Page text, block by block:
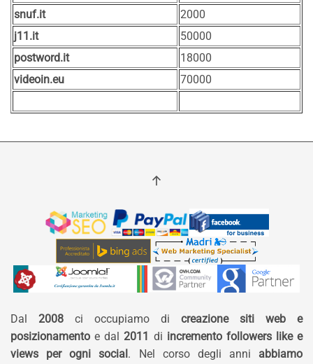
snuf.it
2000
j11.it
50000
postword.it
18000
videoin.eu
70000
Dal 2008 ci occupiamo di creazione siti web e
posizionamento e dal 2011 di incremento followers like e
views per ogni social . Nel corso degli anni abbiamo